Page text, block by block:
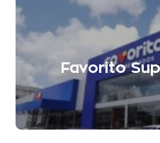
Favorito